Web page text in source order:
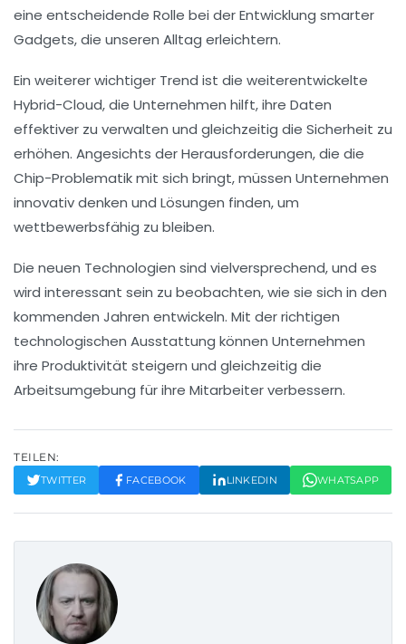
eine entscheidende Rolle bei der Entwicklung smarter
Gadgets, die unseren Alltag erleichtern.
Ein weiterer wichtiger Trend ist die weiterentwickelte
Hybrid-Cloud, die Unternehmen hilft, ihre Daten
effektiver zu verwalten und gleichzeitig die Sicherheit zu
erhöhen. Angesichts der Herausforderungen, die die
Chip-Problematikmit sich bringt, müssen Unternehmen
innovativ denken und Lösungen finden, um
wettbewerbsfähig zu bleiben.
Die neuen Technologien sind vielversprechend, und es
wird interessant sein zu beobachten, wie sie sich in den
kommenden Jahren entwickeln. Mit der richtigen
technologischen Ausstattung können Unternehmen
ihre Produktivität steigern und gleichzeitig die
Arbeitsumgebung für ihre Mitarbeiter verbessern.
TEILEN:
TWITTER FACEBOOK LINKEDIN WHATSAPP